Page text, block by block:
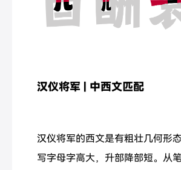
汉仪将军 | 中西文匹配
汉仪将军的西文是有粗壮几何形
写字母字高大，升部降部短。从